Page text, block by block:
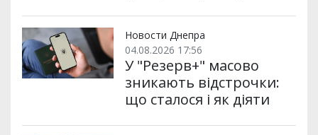
Новости Днепра
04.08.2026 17:56
У "Резерв+" масово
зникають відстрочки:
що сталося і як діяти